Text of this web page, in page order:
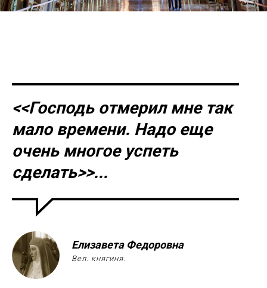
<<Господь отмерил мне так
мало времени. Надо еще
очень многое успеть
сделать>>...
Елизавета Федоровна
Вел княгиня